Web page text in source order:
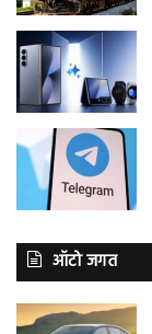
ऑटो जगत